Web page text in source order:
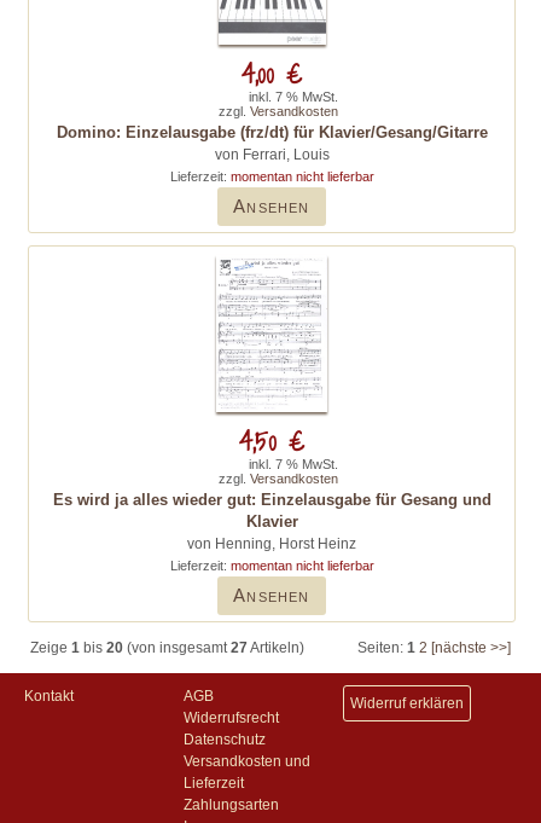
Domino: Einzelausgabe (frz/dt) für Klavier/Gesang/Gitarre
von Ferrari, Louis
Lieferzeit: momentan nicht lieferbar
Ansehen
4,00 €
inkl. 7 % MwSt.
zzgl. Versandkosten
Es wird ja alles wieder gut: Einzelausgabe für Gesang und
Klavier
von Henning, Horst Heinz
Lieferzeit: momentan nicht lieferbar
Ansehen
4,50 €
inkl. 7 % MwSt.
zzgl. Versandkosten
Zeige 1 bis 20 (von insgesamt27Artikeln) Seiten: 1 2 [nächste >>]
Kontakt
AGB
Widerrufsrecht
Datenschutz
Versandkosten und
Lieferzeit
Zahlungsarten
Widerruf erklären